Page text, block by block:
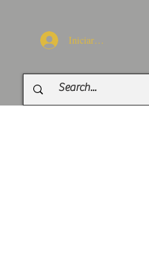
Iniciar sesión